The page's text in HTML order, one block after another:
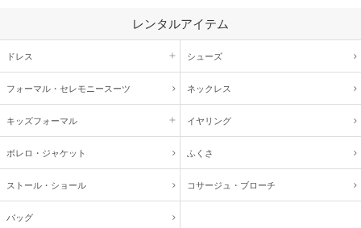
レンタルアイテム
ドレス シューズ
フォーマル・ セレモニースーツ ネックレス
キッズフォーマル イヤリング
ボレロ・ジャケット ふくさ
ストール・ショール コサージュ・ ブローチ
バッグ